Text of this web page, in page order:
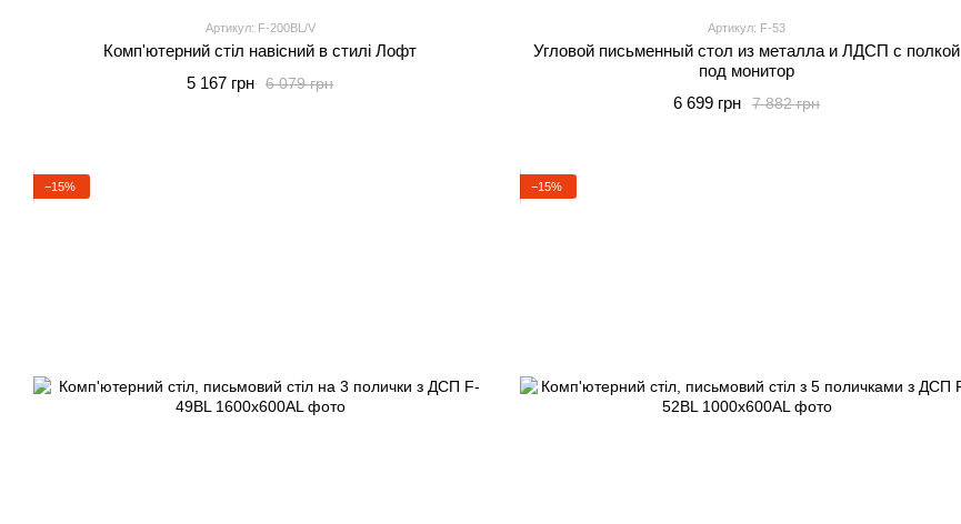
Артикул: F-200BL/V
Комп'ютерний стіл навісний в стилі Лофт
6 079 грн
5 167 грн
Артикул: F-53
Угловой письменный стол из металла и ЛДСП с полкой
под монитор
7 882 грн
6 699 грн
−15% −15%